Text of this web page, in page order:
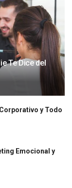
Te Dice del
y Todo
Emocional y